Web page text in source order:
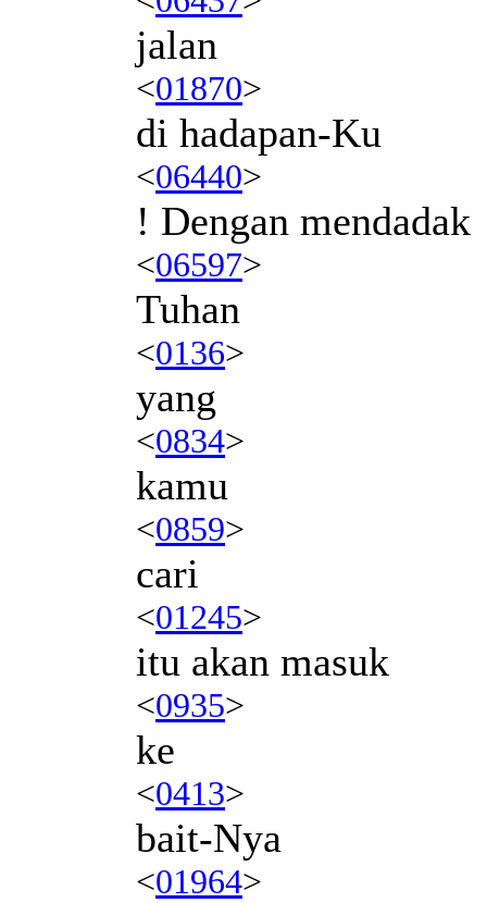
jalan
<01870>
di hadapan-Ku
<06440>
! Dengan mendadak
<06597>
Tuhan
<0136>
yang
<0834>
kamu
<0859>
cari
<01245>
itu akan masuk
<0935>
ke
<0413>
bait-Nya
<01964>